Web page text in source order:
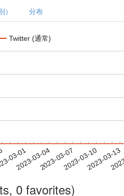
分布
Twitter (通常)
03-01
2023-03-042023-03-072023-03-102023-03-13
0 favorites)